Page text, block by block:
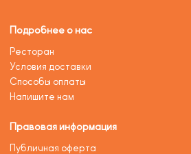
Подробнее о нас
Ресторан
Условия доставки
Способы оплаты
Напишите нам
Правовая информация
Публичная оферта